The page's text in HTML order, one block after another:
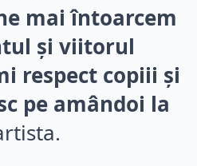
mai întoarcem
și viitorul
respect copiii și
pe amândoi la